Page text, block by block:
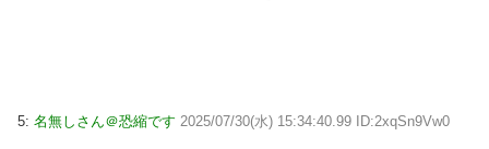
5: 名無しさん＠恐縮です 2025/07/30(水) 15:34:40.99 ID:2xqSn9Vw0